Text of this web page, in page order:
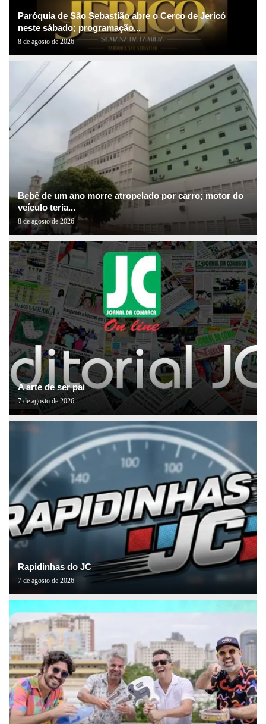
Paróquia de São Sebastião abre o Cerco de Jericó
neste sábado; programação...
8 de agosto de 2026
Bebê de um ano morre atropelado por carro; motor do
veículo teria...
8 de agosto de 2026
A arte de ser pai
7 de agosto de 2026
Rapidinhas do JC
7 de agosto de 2026